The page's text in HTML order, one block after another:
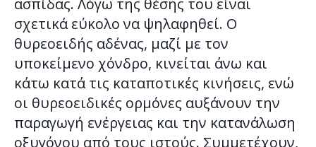
ασπίδας. Λόγω της θέσης του είναι
σχετικά εύκολο να ψηλαφηθεί. Ο
θυρεοειδής αδένας, μαζί με τον
υποκείμενο χόνδρο, κινείται άνω και
κάτω κατά τις καταποτικές κινήσεις, ενώ
οι θυρεοειδικές ορμόνες αυξάνουν την
παραγωγή ενέργειας και την κατανάλωση
οξυγόνου από τους ιστούς. Συμμετέχουν,